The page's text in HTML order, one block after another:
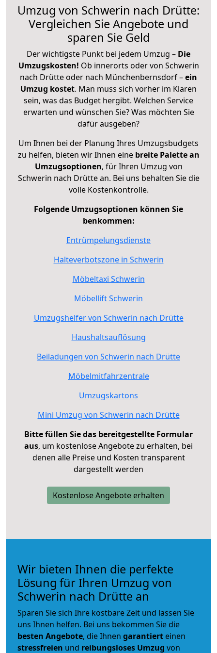
Umzug von Schwerin nach Drütte:
Vergleichen Sie Angebote und
sparen Sie Geld
Der wichtigste Punkt bei jedem Umzug – Die
Umzugskosten! Ob innerorts oder von Schwerin
nach Drütte oder nach Münchenbernsdorf –ein
Umzug kostet. Man muss sich vorher im Klaren
sein, was das Budget hergibt. Welchen Service
erwarten und wünschen Sie? Was möchten Sie
dafür ausgeben?
Um Ihnen bei der Planung Ihres Umzugsbudgets
zu helfen, bieten wir Ihnen eine breite Palette an
Umzugsoptionen, für Ihren Umzug von
Schwerin nach Drütte an. Bei uns behalten Sie die
volle Kostenkontrolle.
Folgende Umzugsoptionen können Sie
benkommen:
Entrümpelungsdienste
Halteverbotszone in Schwerin
Möbeltaxi Schwerin
Möbellift Schwerin
Umzugshelfer von Schwerin nach Drütte
Haushaltsauflösung
Beiladungen von Schwerin nach Drütte
Möbelmitfahrzentrale
Umzugskartons
Mini Umzug von Schwerin nach Drütte
Bitte füllen Sie das bereitgestellte Formular
aus, um kostenlose Angebote zu erhalten, bei
denen alle Preise und Kosten transparent
dargestellt werden
Kostenlose Angebote erhalten
Wir bieten Ihnen die perfekte
Lösung für Ihren Umzug von
Schwerin nach Drütte an
Sparen Sie sich Ihre kostbare Zeit und lassen Sie
uns Ihnen helfen. Bei uns bekommen Sie die
besten Angebote, die Ihnen garantiert einen
stressfreien und reibungsloses Umzug von